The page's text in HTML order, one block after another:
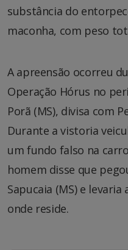
substância do
maconha, com peso
A apreensão ocorreu
Operação Hórus no
Porã (MS), divisa com
Durante a vistoria
um fundo falso na
homem disse que
Sapucaia (MS) e levaria
onde reside.